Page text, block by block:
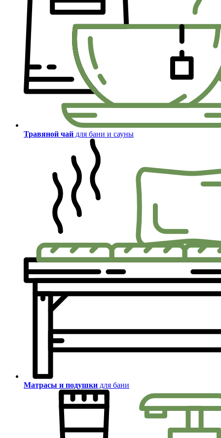
Травяной чай для бани и сауны
Матрасы и подушки для бани